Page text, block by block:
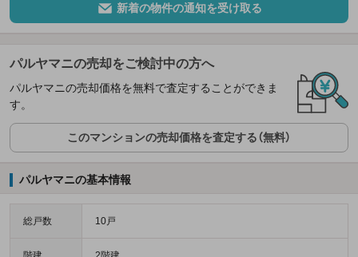
新着の物件の通知を受け取る
パルヤマニの売却をご検討中の方へ
パルヤマニの売却価格を無料で査定することができま
す。
このマンションの売却価格を査定する（無料）
パルヤマニの基本情報
総戸数 10戸